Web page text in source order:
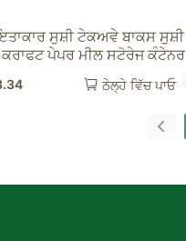
ਸੁਸ਼ੀ ਟੇਕਅਵੇ ਬਾਕਸ ਸੁਸ਼ੀ
ਪੇਪਰ ਮੀਲ ਸਟੋਰੇਜ ਕੰਟੇਨਰ
ਠੇਲ੍ਹੇ ਵਿੱਚ ਪਾਓ